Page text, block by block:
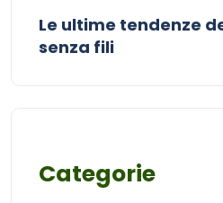
Le ultime tendenze
senza fili
Categorie